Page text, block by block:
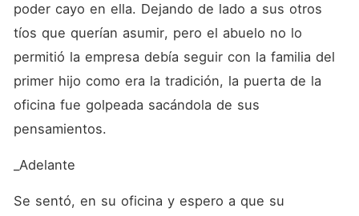
poder cayo en ella. Dejando de lado a sus otros
tíos que querían asumir, pero el abuelo no lo
permitió la empresa debía seguir con la familia del
primer hijo como era la tradición, la puerta de la
oficina fue golpeada sacándola de sus
pensamientos.
_Adelante
Se sentó, en su oficina y espero a que su